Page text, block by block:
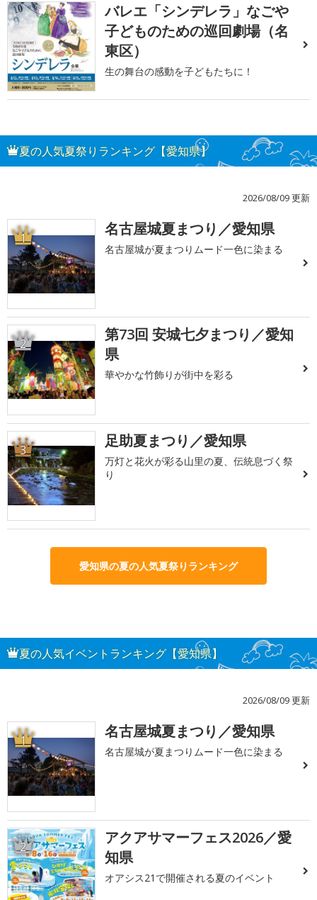
バレエ「シンデレラ」なごや
子どものための巡回劇場（名
東区）
生の舞台の感動を子どもたちに！
夏の人気夏祭りランキング【愛知県】
2026/08/09 更新
1 名古屋城夏まつり／愛知県
名古屋城が夏まつりムード一色に染まる
2
第73回 安城七夕まつり／愛知
県
華やかな竹飾りが街中を彩る
3 足助夏まつり／愛知県
万灯と花火が彩る山里の夏、伝統息づく祭
り
愛知県の夏の人気夏祭りランキング
夏の人気イベントランキング【愛知県】
2026/08/09 更新
1 名古屋城夏まつり／愛知県
名古屋城が夏まつりムード一色に染まる
2
アクアサマーフェス2026／愛
知県
オアシス21で開催される夏のイベント